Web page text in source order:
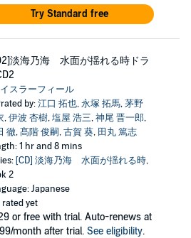
Try Standard free
淡海乃海 水面が揺れる時ドラ
イスラーフィール
by:江口 拓也,永塚 拓馬,茅野
,伊波 杏樹,塩屋 浩三,神尾 晋一郎,
徹,髙階 俊嗣,古賀 葵, 田丸 篤志
1 hr and 8 mins
[CD] 淡海乃海 水面が揺れる時,
2
Japanese
rated yet
or free with trial. Auto-renews at
month after trial. See eligibility.